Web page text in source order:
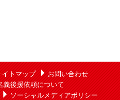
イトマップ
お問い合わせ
義後援依頼について
ソーシャルメディアポリシー